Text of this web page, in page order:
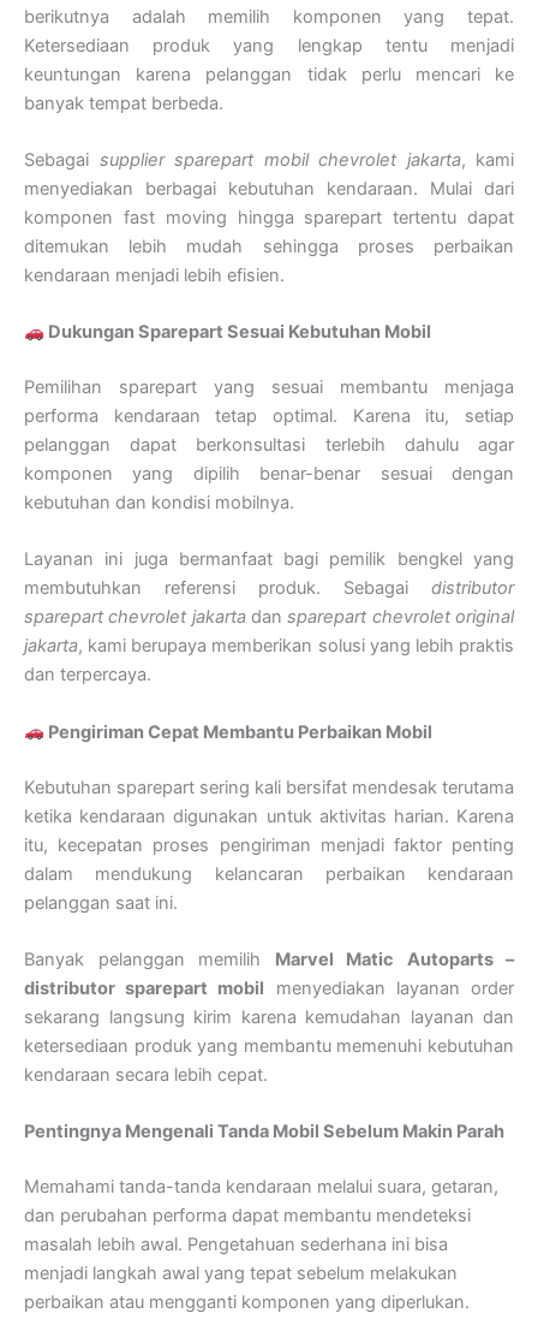
berikutnya adalah memilih komponen yang tepat.
Ketersediaan produk yang lengkap tentu menjadi
keuntungan karena pelanggan tidak perlu mencari ke
banyak tempat berbeda.
Sebagai supplier sparepart mobil chevrolet jakarta, kami
menyediakan berbagai kebutuhan kendaraan. Mulai dari
komponen fast moving hingga sparepart tertentu dapat
ditemukan lebih mudah sehingga proses perbaikan
kendaraan menjadi lebih efisien.
Dukungan Sparepart Sesuai Kebutuhan Mobil
Pemilihan sparepart yang sesuai membantu menjaga
performa kendaraan tetap optimal. Karena itu, setiap
pelanggan dapat berkonsultasi terlebih dahulu agar
komponen yang dipilih benar-benar sesuai dengan
kebutuhan dan kondisi mobilnya.
Layanan ini juga bermanfaat bagi pemilik bengkel yang
membutuhkan referensi produk. Sebagai distributor
sparepart chevrolet jakartadansparepart chevrolet original
jakarta, kami berupaya memberikan solusi yang lebih praktis
dan terpercaya.
Pengiriman Cepat Membantu Perbaikan Mobil
Kebutuhan sparepart sering kali bersifat mendesak terutama
ketika kendaraan digunakan untuk aktivitas harian. Karena
itu, kecepatan proses pengiriman menjadi faktor penting
dalam mendukung kelancaran perbaikan kendaraan
pelanggan saat ini.
Banyak pelanggan memilih Marvel Matic Autoparts –
distributor sparepart mobil menyediakan layanan order
sekarang langsung kirim karena kemudahan layanan dan
ketersediaan produk yang membantu memenuhi kebutuhan
kendaraan secara lebih cepat.
Pentingnya Mengenali Tanda Mobil Sebelum Makin Parah
Memahami tanda-tanda kendaraan melalui suara, getaran,
dan perubahan performa dapat membantu mendeteksi
masalah lebih awal. Pengetahuan sederhana ini bisa
menjadi langkah awal yang tepat sebelum melakukan
perbaikan atau mengganti komponen yang diperlukan.